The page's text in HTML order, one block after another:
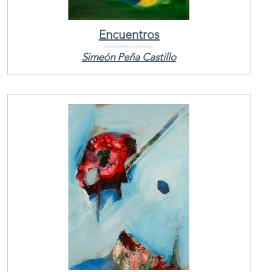
Encuentros
Simeón Peña Castillo